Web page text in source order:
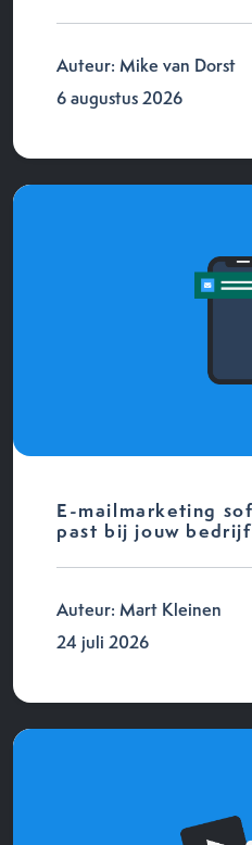
Auteur: Mike van Dorst
6 augustus 2026
E-mailmarketing
past bij jouw
Auteur: Mart Kleinen
24 juli 2026